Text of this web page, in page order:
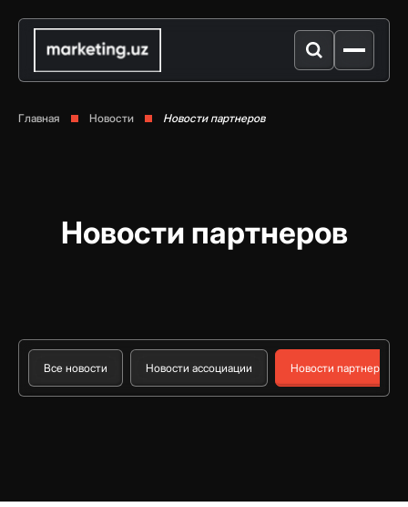
Главная Новости Новости партнеров
Новости партнеров
Все новости Новости ассоциации Новости партнеров